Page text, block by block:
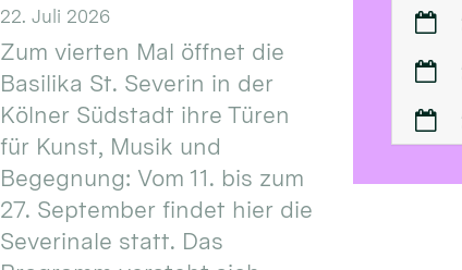
22. Juli 2026
Zum vierten Mal öffnet die
Basilika St. Severin in der
Kölner Südstadt ihre Türen
für Kunst, Musik und
Begegnung: Vom 11. bis zum
27. September findet hier die
Severinale statt. Das